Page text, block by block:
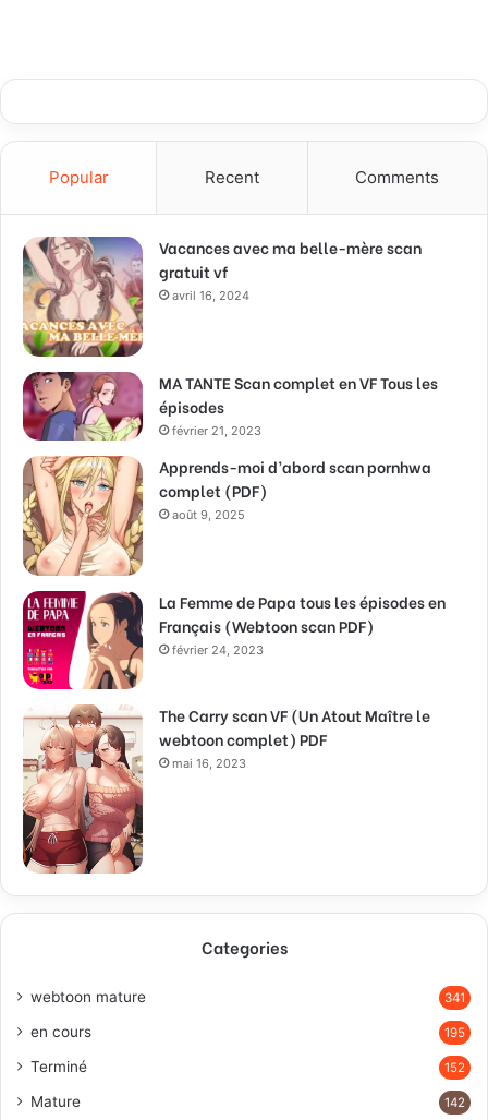
Popular Recent Comments
Vacances avec ma belle-mère scan
gratuit vf
avril 16, 2024
MA TANTE Scan complet en VF Tous les
épisodes
février 21, 2023
Apprends-moi d’abord scan pornhwa
complet (PDF)
août 9, 2025
La Femme de Papa tous les épisodes en
Français (Webtoon scan PDF)
février 24, 2023
The Carry scan VF (Un Atout Maître le
webtoon complet) PDF
mai 16, 2023
Categories
webtoon mature 341
en cours 195
Terminé 152
Mature 142